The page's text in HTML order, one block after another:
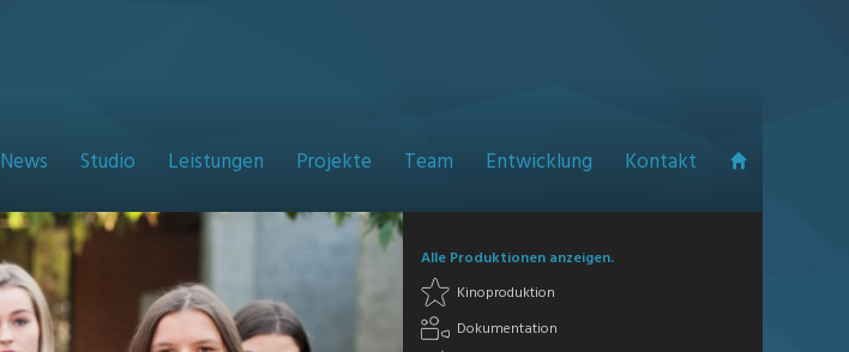
News Studio Leistungen Projekte Team Entwicklung Kontakt
Alle Produktionen anzeigen.
Kinoproduktion
Dokumentation